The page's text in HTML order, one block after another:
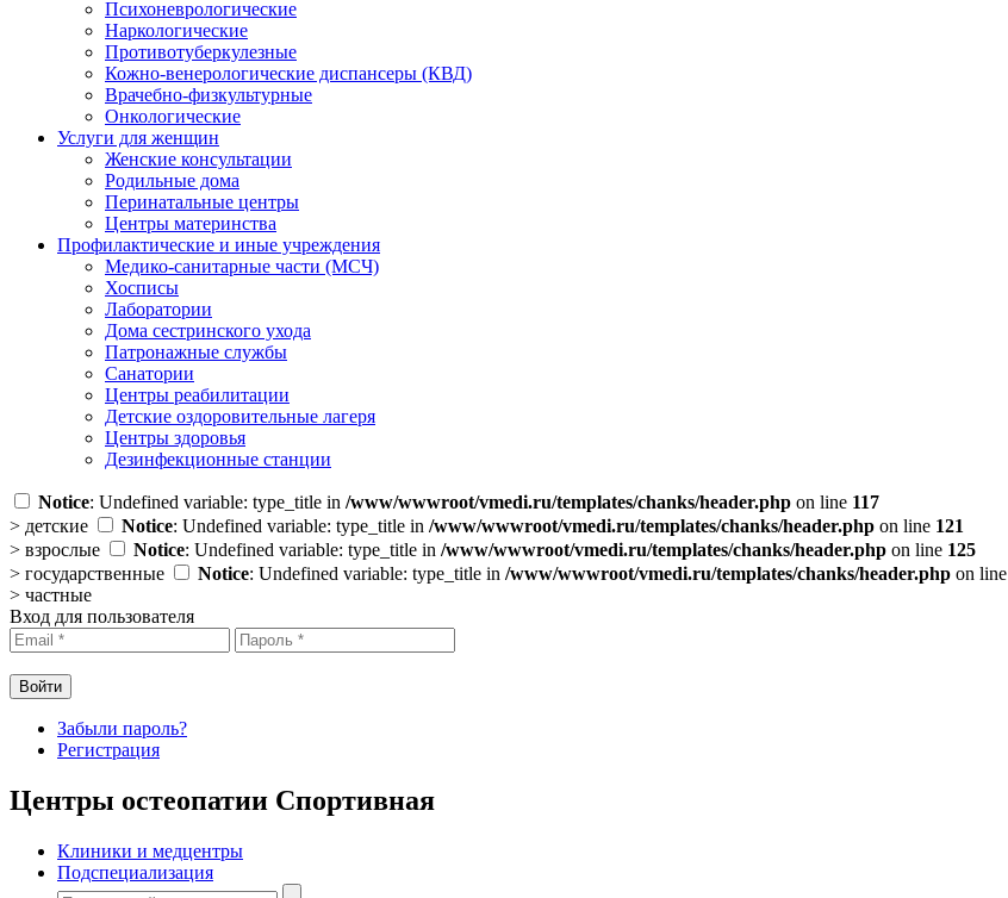
Психоневрологические
Наркологические
Противотуберкулезные
Кожно-венерологические диспансеры (КВД)
Врачебно-физкультурные
Онкологические
Услуги для женщин
Женские консультации
Родильные дома
Перинатальные центры
Центры материнства
Профилактические и иные учреждения
Медико-санитарные части (МСЧ)
Хосписы
Лаборатории
Дома сестринского ухода
Патронажные службы
Санатории
Центры реабилитации
Детские оздоровительные лагеря
Центры здоровья
Дезинфекционные станции
Notice: Undefined variable: type_title in /www/wwwroot/vmedi.ru/templates/chanks/header.php on line 117
> детские Notice: Undefined variable: type_title in /www/wwwroot/vmedi.ru/templates/chanks/header.php on line 121
> взрослые Notice: Undefined variable: type_title in /www/wwwroot/vmedi.ru/templates/chanks/header.php on line 125
> государственные Notice: Undefined variable: type_title in /www/wwwroot/vmedi.ru/templates/chanks/header.php on line
> частные
Вход для пользователя
Забыли пароль?
Регистрация
Центры остеопатии Спортивная
Клиники и медцентры
Подспециализация